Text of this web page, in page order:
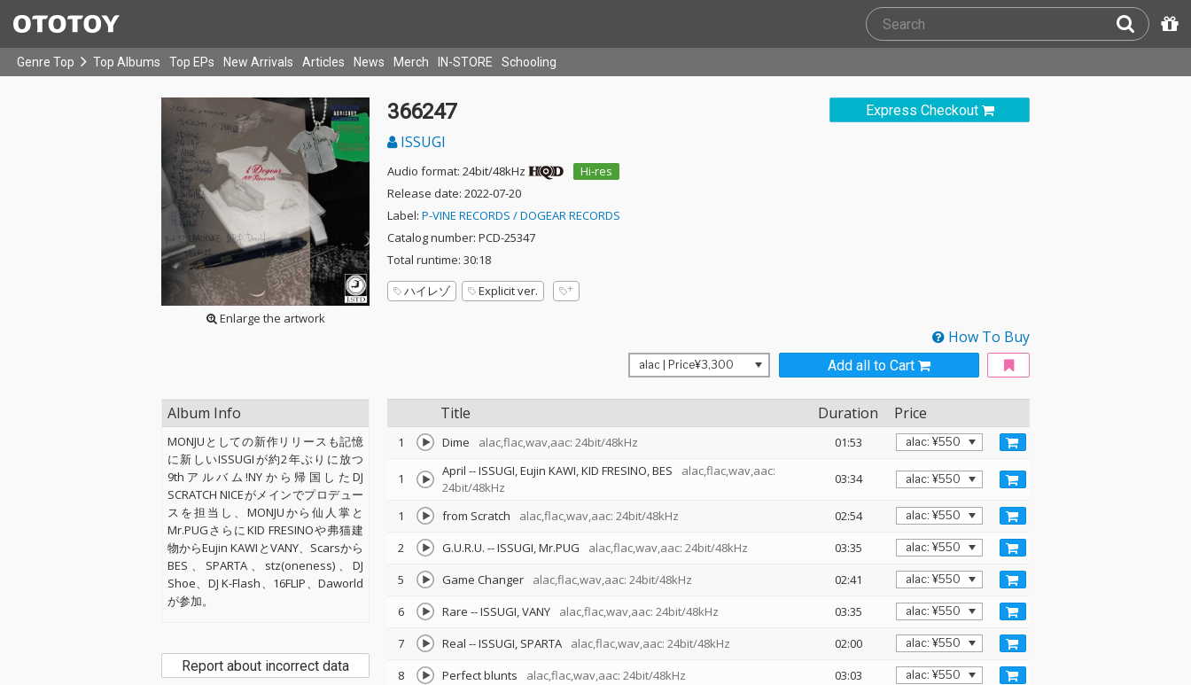
Genre Top Top Albums Top EPs New Arrivals Articles News Merch IN-STORE Schooling
Enlarge the artwork
Express Checkout
366247
ISSUGI
Audio format: 24bit/48kHz
Hi-res
Release date: 2022-07-20
Label: P-VINE RECORDS / DOGEAR RECORDS
Catalog number: PCD-25347
Total runtime: 30:18
ハイレゾ
Explicit ver.
How To Buy
Add all to Cart
Title Duration Price
1 Dime alac,flac,wav,aac: 24bit/48kHz 01:53
1 April --ISSUGI Eujin KAWI KID FRESINO BES
alac,flac,wav,aac:
24bit/48kHz
03:34
1 from Scratch alac,flac,wav,aac: 24bit/48kHz
02:54
2
G.U.R.U. --ISSUGI Mr.PUG alac,flac,wav,aac: 24bit/48kHz
03:35
5
Game Changer alac,flac,wav,aac: 24bit/48kHz
02:41
6
Rare --ISSUGI VANY alac,flac,wav,aac: 24bit/48kHz
03:35
7
Real --ISSUGI SPARTA alac,flac,wav,aac: 24bit/48kHz
02:00
8
Perfect blunts alac,flac,wav,aac: 24bit/48kHz
03:03
Album Info
MONJUとしての新作リリースも記憶
に新しいISSUGIが約2年ぶりに放つ
9thアルバム!NYから帰国したDJ
SCRATCH NICEがメインでプロデュー
スを担当し、MONJUから仙人掌と
Mr.PUGさらにKID FRESINOや弗猫建
物からEujin KAWIとVANY、Scarsから
BES、SPARTA、stz(oneness)、DJ
Shoe、DJ K-Flash、16FLIP、Daworld
が参加。
Report about incorrect data